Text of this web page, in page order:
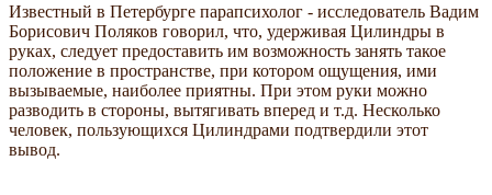
Известный в Петербурге парапсихолог - исследователь Вадим
Борисович Поляков говорил, что, удерживая Цилиндры в
руках, следует предоставить им возможность занять такое
положение в пространстве, при котором ощущения, ими
вызываемые, наиболее приятны. При этом руки можно
разводить в стороны, вытягивать вперед и т.д. Несколько
человек, пользующихся Цилиндрами подтвердили этот
вывод.